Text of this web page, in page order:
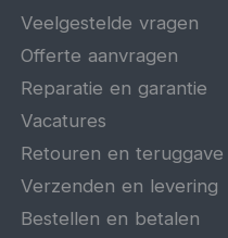
Veelgestelde vragen
Offerte aanvragen
Reparatie en garantie
Vacatures
Retouren en teruggave
Verzenden en levering
Bestellen en betalen